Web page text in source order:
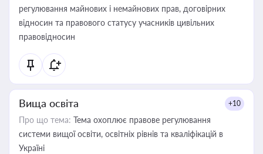
регулювання майнових і немайнових прав, договірних
відносин та правового статусу учасників цивільних
правовідносин
Вища освіта +10
Про що тема: Тема охоплює правове регулювання
системи вищої освіти, освітніх рівнів та кваліфікацій в
Україні